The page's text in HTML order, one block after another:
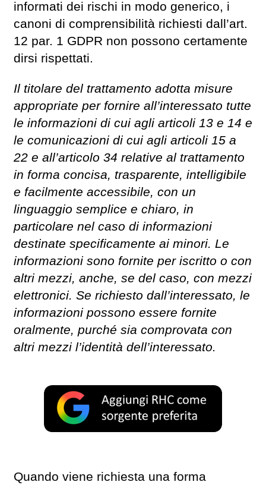
informati dei rischi in modo generico, i
canoni di comprensibilità richiesti dall’art.
12 par. 1 GDPR non possono certamente
dirsi rispettati.
Il titolare del trattamento adotta misure
appropriate per fornire all’interessato tutte
le informazioni di cui agli articoli 13 e 14 e
le comunicazioni di cui agli articoli 15 a
22 e all’articolo 34 relative al trattamento
in forma concisa, trasparente, intelligibile
e facilmente accessibile, con un
linguaggio semplice e chiaro, in
particolare nel caso di informazioni
destinate specificamente ai minori. Le
informazioni sono fornite per iscritto o con
altri mezzi, anche, se del caso, con mezzi
elettronici. Se richiesto dall’interessato, le
informazioni possono essere fornite
oralmente, purché sia comprovata con
altri mezzi l’identità dell’interessato.
Quando viene richiesta una forma